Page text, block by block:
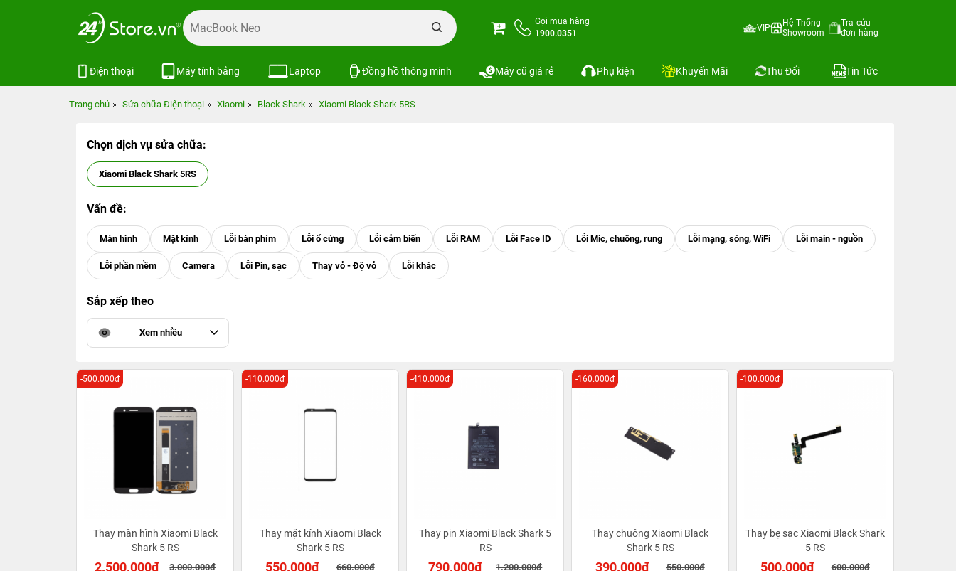
Gọi mua hàng
1900.0351
VIP
Hệ Thống
Showroom
Tra cứu
đơn hàng
Điện thoại Máy tính bảng Laptop Đồng hồ thông minh Máy cũ giá rẻ Phụ kiện Khuyến Mãi Thu Đổi Tin Tức
Trang chủ Sửa chữa Điện thoại Xiaomi Black Shark Xiaomi Black Shark 5RS
Chọn dịch vụ sửa chữa:
Xiaomi Black Shark 5RS
Vấn đề:
Sắp xếp theo
Xem nhiều
Thay màn hình Xiaomi Black
Shark 5 RS
2.500.000đ 3.000.000đ
-500.000đ
Thay mặt kính Xiaomi Black
Shark 5 RS
550.000đ 660.000đ
-110.000đ
Thay pin Xiaomi Black Shark 5
RS
790.000đ 1.200.000đ
-410.000đ
Thay chuông Xiaomi Black
Shark 5 RS
390.000đ 550.000đ
-160.000đ
Thay bẹ sạc Xiaomi Black Shark
5 RS
500.000đ 600.000đ
-100.000đ